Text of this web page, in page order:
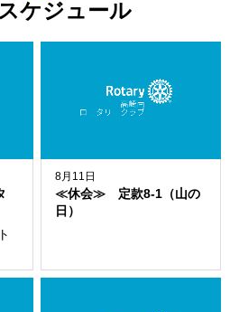
ケジュール
8月11日
≪休会≫ 定款8-1（山の
日）